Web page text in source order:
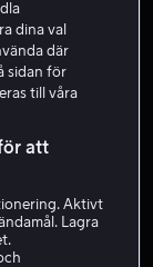
dina val
där
sidan för
till våra
att
Aktivt
Lagra